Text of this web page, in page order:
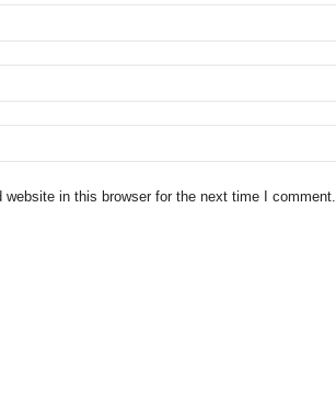
in this browser for the next time I comment.